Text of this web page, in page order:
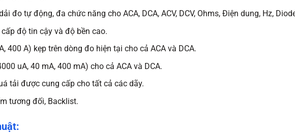
đo tự động, đa chức năng cho ACA, DCA, ACV, DCV, Ohms, Điện dung, Hz,
độ tin cậy và độ bền cao.
400 A) kẹp trên dòng đo hiện tại cho cả ACA và DCA.
uA, 40 mA, 400 mA) cho cả ACA và DCA.
tải được cung cấp cho tất cả các dãy.
tương đối, Backlist.